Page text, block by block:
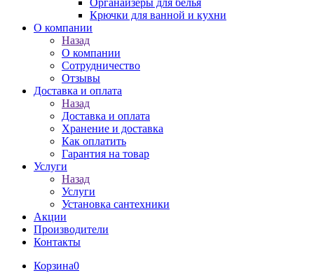
Органайзеры для белья
Крючки для ванной и кухни
О компании
Назад
О компании
Сотрудничество
Отзывы
Доставка и оплата
Назад
Доставка и оплата
Хранение и доставка
Как оплатить
Гарантия на товар
Услуги
Назад
Услуги
Установка сантехники
Акции
Производители
Контакты
Корзина0